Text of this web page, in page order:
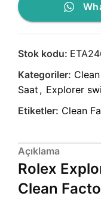
Stok kodu:
Kategoriler:
Saat , Explorer
Etiketler: Clean
Açıklama
Rolex
Clean